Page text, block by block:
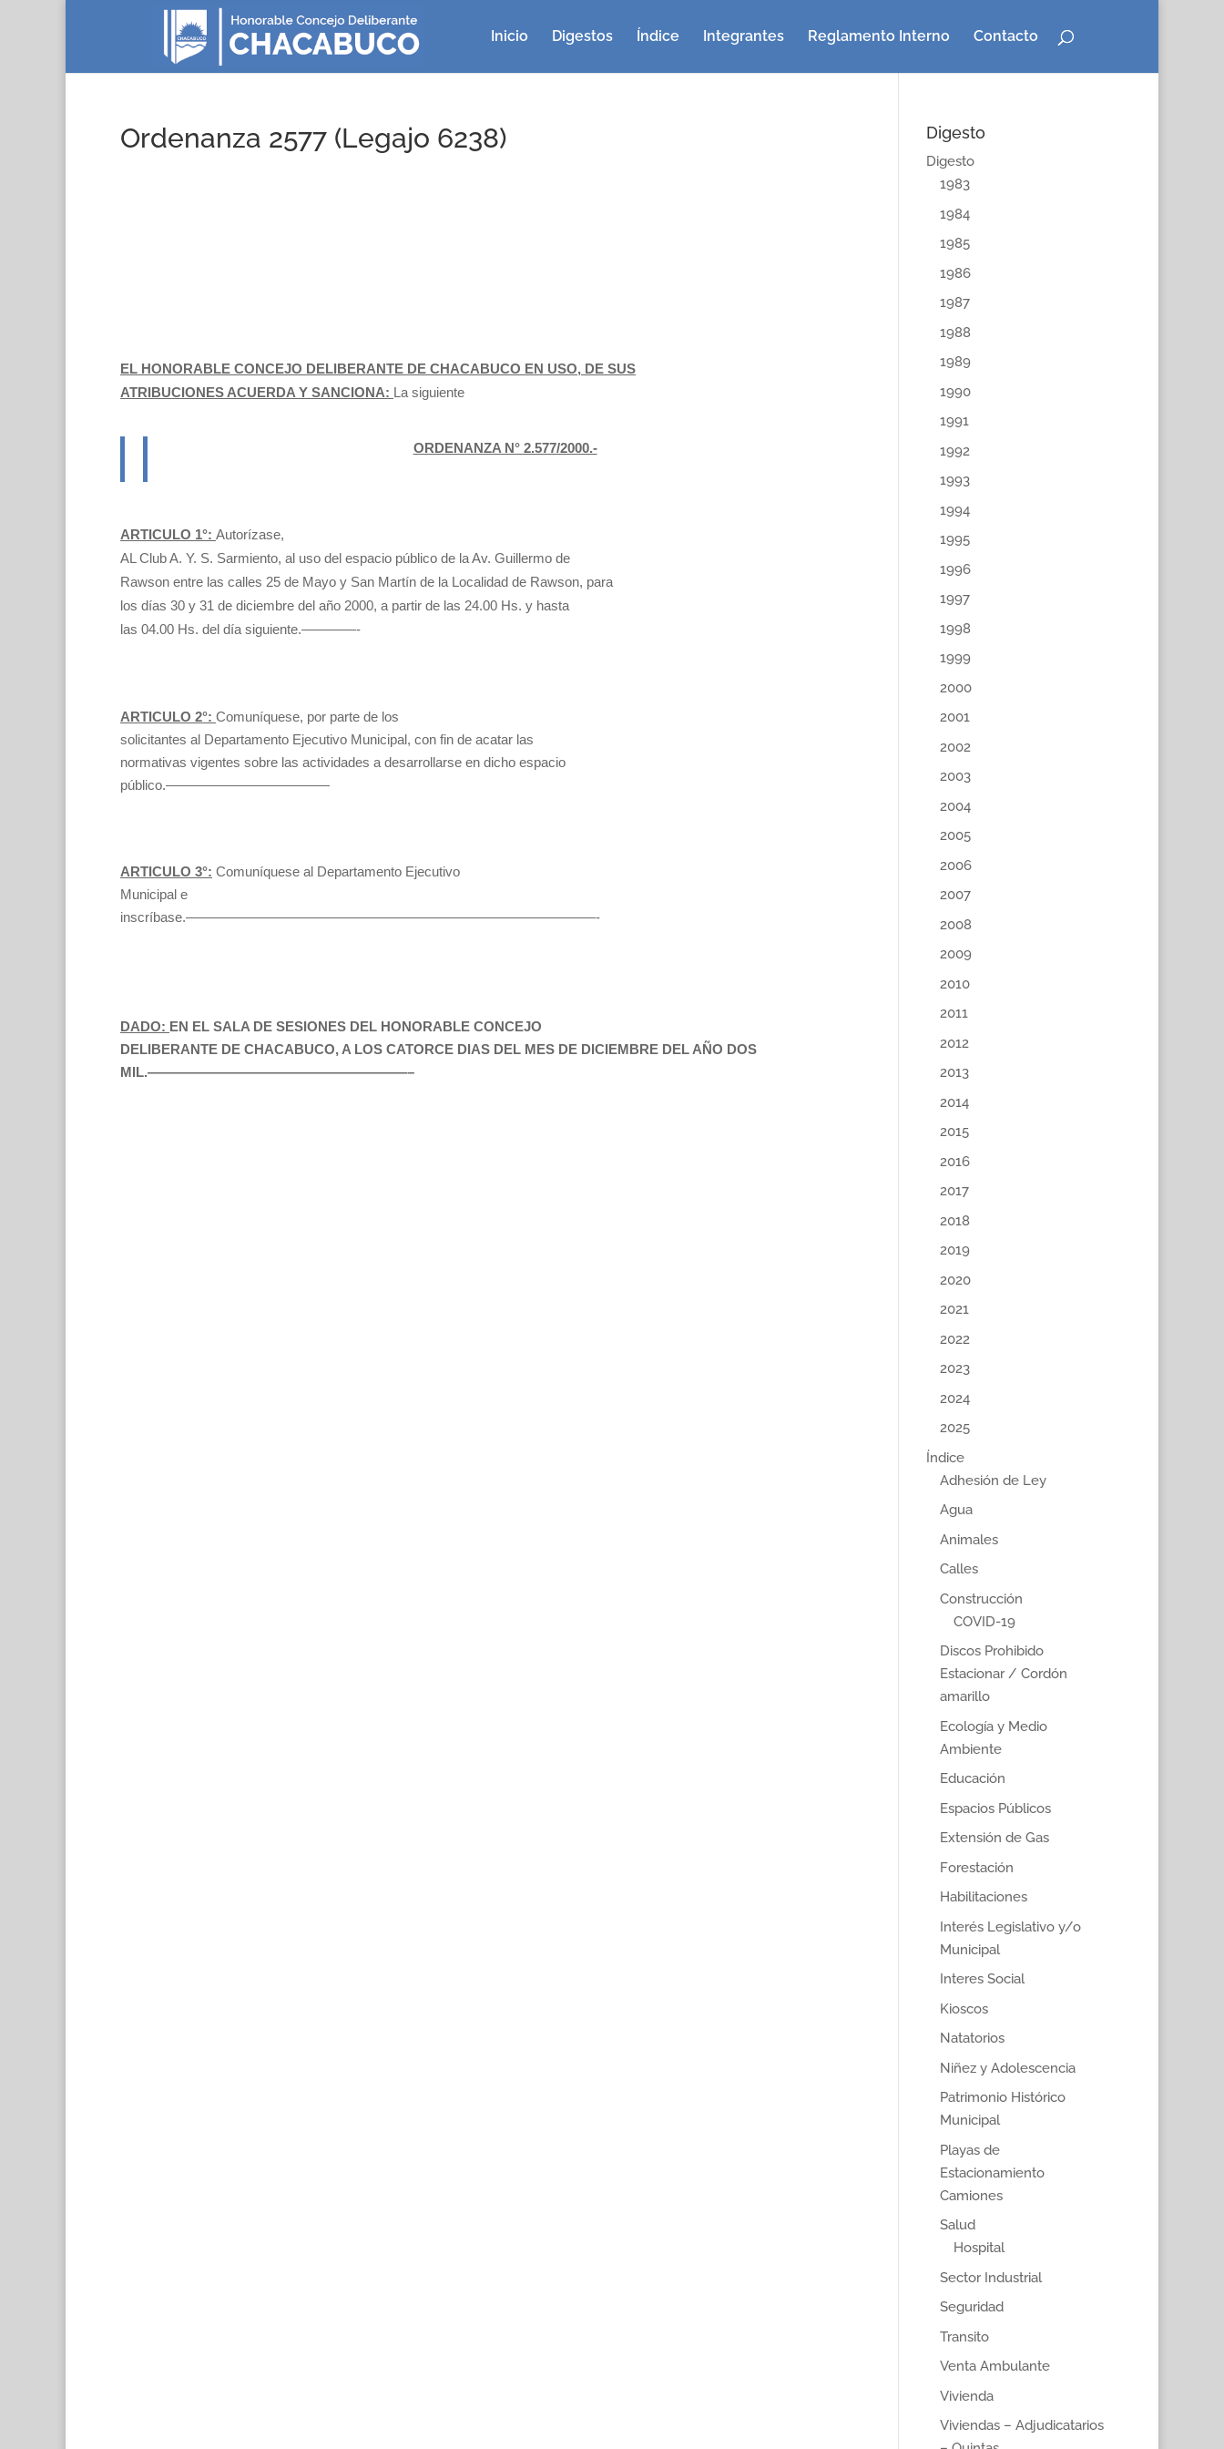
Inicio Digestos Índice Integrantes Reglamento Interno Contacto
Ordenanza 2577 (Legajo 6238)
EL HONORABLE CONCEJO DELIBERANTE DE CHACABUCO EN USO, DE SUS
ATRIBUCIONES ACUERDA Y SANCIONA: La siguiente
ORDENANZA N° 2.577/2000.-
ARTICULO 1°: Autorízase,
AL Club A. Y. S. Sarmiento, al uso del espacio público de la Av. Guillermo de
Rawson entre las calles 25 de Mayo y San Martín de la Localidad de Rawson, para
los días 30 y 31 de diciembre del año 2000, a partir de las 24.00 Hs. y hasta
las 04.00 Hs. del día siguiente.————-
ARTICULO 2°: Comuníquese, por parte de los
solicitantes al Departamento Ejecutivo Municipal, con fin de acatar las
normativas vigentes sobre las actividades a desarrollarse en dicho espacio
público.————————————
ARTICULO 3°: Comuníquese al Departamento Ejecutivo
Municipal e
inscríbase.——————————————————————————————-
DADO: EN EL SALA DE SESIONES DEL HONORABLE CONCEJO
DELIBERANTE DE CHACABUCO, A LOS CATORCE DIAS DEL MES DE DICIEMBRE DEL AÑO DOS
MIL.———————————————————–
Digesto
Digesto
1983
1984
1985
1986
1987
1988
1989
1990
1991
1992
1993
1994
1995
1996
1997
1998
1999
2000
2001
2002
2003
2004
2005
2006
2007
2008
2009
2010
2011
2012
2013
2014
2015
2016
2017
2018
2019
2020
2021
2022
2023
2024
2025
Índice
Adhesión de Ley
Agua
Animales
Calles
Construcción
COVID-19
Discos Prohibido
Estacionar / Cordón
amarillo
Ecología y Medio
Ambiente
Educación
Espacios Públicos
Extensión de Gas
Forestación
Habilitaciones
Interés Legislativo y/o
Municipal
Interes Social
Kioscos
Natatorios
Niñez y Adolescencia
Patrimonio Histórico
Municipal
Playas de
Estacionamiento
Camiones
Salud
Hospital
Sector Industrial
Seguridad
Transito
Venta Ambulante
Vivienda
Viviendas – Adjudicatarios